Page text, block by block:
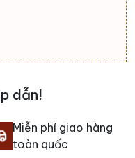
dẫn!
Miễn phí giao hàng
toàn quốc